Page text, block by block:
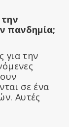
πανδημία;
για την
σε ένα
Αυτές